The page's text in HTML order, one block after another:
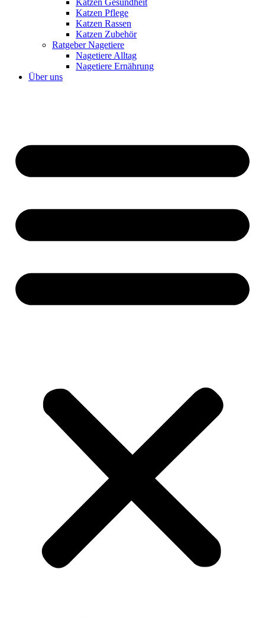
Katzen Pflege
Katzen Rassen
Katzen Zubehör
Ratgeber Nagetiere
Nagetiere Alltag
Nagetiere Ernährung
Über uns